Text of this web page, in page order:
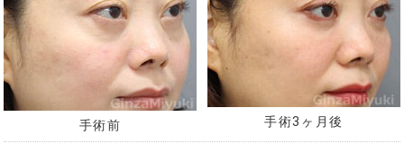
手術前 手術3ヶ月後